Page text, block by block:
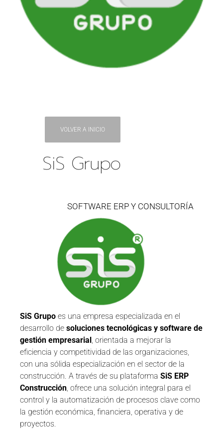
VOLVER A INICIO
SiS Grupo
SOFTWARE ERP Y CONSULTORÍA
SiS Grupo es una empresa especializada en el
desarrollo de soluciones tecnológicas y software de
gestión empresarial , orientada a mejorar la
eficiencia y competitividad de las organizaciones,
con una sólida especialización en el sector de la
construcción. A través de su plataforma SiS ERP
Construcción , ofrece una solución integral para el
control y la automatización de procesos clave como
la gestión económica, financiera, operativa y de
proyectos.